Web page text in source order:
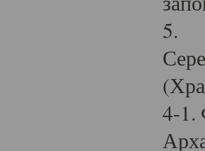
5.
4-1.